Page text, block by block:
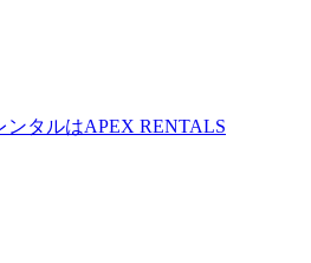
ンタルはAPEX RENTALS